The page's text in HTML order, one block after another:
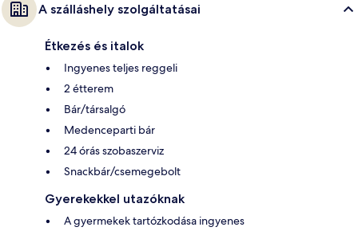
A szálláshely szolgáltatásai
Étkezés és italok
Ingyenes teljes reggeli
2 étterem
Bár/társalgó
Medenceparti bár
24 órás szobaszerviz
Snackbár/csemegebolt
Gyerekekkel utazóknak
A gyermekek tartózkodása ingyenes